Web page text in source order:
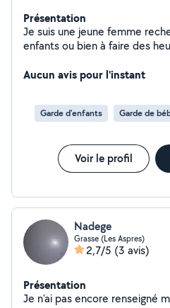
Présentation
Je suis une jeune femme
enfants ou bien à faire des
Aucun avis pour l'instant
Garde d'enfants Garde de
Voir le profil
Nadege
Grasse (Les Aspres)
2,7/5 (3 avis)
Présentation